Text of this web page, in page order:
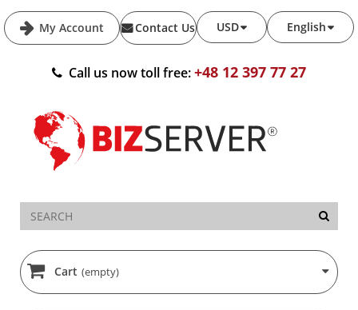
My Account English
USD
Contact Us
Call us now toll free:+48 12 397 77 27
Cart (empty)